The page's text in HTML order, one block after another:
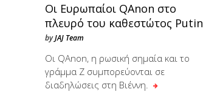
Oι Ευρωπαίοι QΑnon στο
πλευρό του καθεστώτος Putin
byJAJ Team
Oι QΑnon, η ρωσική σημαία και το
γράμμα Ζ συμπορεύονται σε
διαδηλώσεις στη Βιέννη.